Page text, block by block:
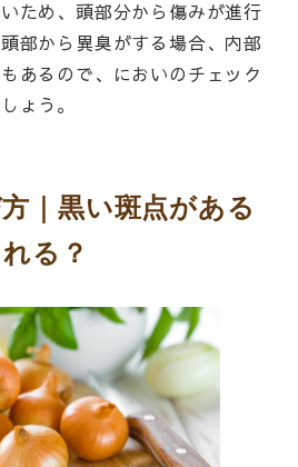
ため、頭部分から傷みが進行
部から異臭がする場合、内部
あるので、においのチェック
ょう。
｜黒い斑点がある
る？